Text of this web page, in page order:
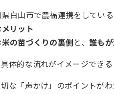
白山市で農福連携をしてい
リット
の苗づくりの裏側と、 誰も
体的な流れがイメージできる
な「声かけ」のポイントがわ